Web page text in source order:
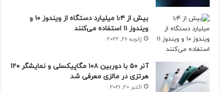
منبع: دنیای اقتصاد
حتما بخوانید :
ساترا
بیش از ۱٫۴ میلیارد دستگاه از ویندوز ۱۰ و
ویندوز ۱۱ استفاده می‌کنند
ژانویه 26, 2022
آنر ۵۰ با دوربین ۱۰۸ مگاپیکسلی و نمایشگر ۱۲۰
هرتزی در مالزی معرفی شد
اکتبر 20, 2021